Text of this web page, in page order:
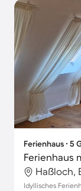
Ferienhaus ∙ 5
Ferienhaus
Haßloch,
Idyllisches